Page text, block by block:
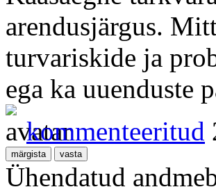
arendusjärgus.
turvariskide ja
ega ka uuenduste
kommenteeritud
Ühendatud